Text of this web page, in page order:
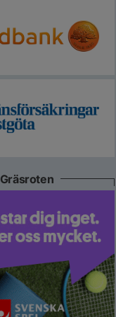
Gräsroten